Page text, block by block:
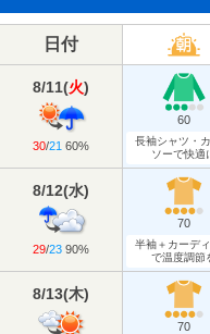
日付
8/11(火)
30/21 60%
60
長袖シャツ・
ソーで快適
8/12(水)
29/23 90%
70
半袖＋カーデ
で温度調節
8/13(木)
70